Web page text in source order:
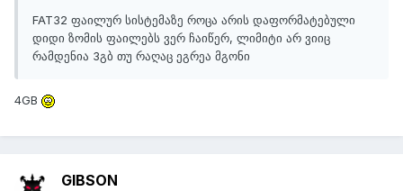
FAT32 ფაილურ სისტემაზე როცა არის დაფორმატებული
დიდი ზომის ფაილებს ვერ ჩაიწერ, ლიმიტი არ ვიიც
რამდენია 3გბ თუ რაღაც ეგრეა მგონი
4GB
GIBSON